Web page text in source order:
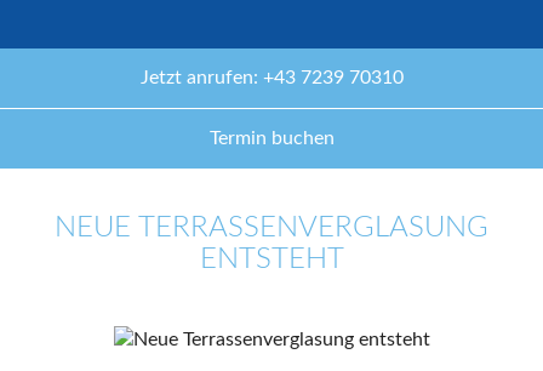
Jetzt anrufen: +43 7239 70310
Termin buchen
NEUE TERRASSENVERGLASUNG
ENTSTEHT